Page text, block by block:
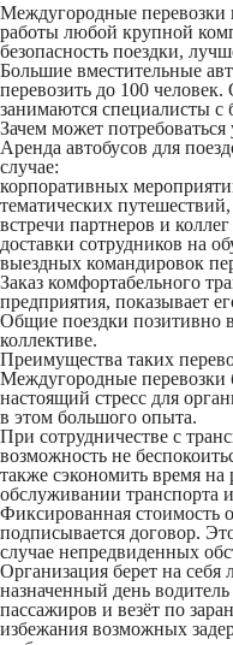
Междугородные перевозки
работы любой крупной
безопасность поездки,
Большие вместительные
перевозить до 100
занимаются специалисты
Зачем может потребоваться
Аренда автобусов для
случае:
корпоративных
тематических
встречи партнеров и
доставки сотрудников на
выездных командировок
Заказ комфортабельного
предприятия, показывает
Общие поездки позитивно
коллективе.
Преимущества таких
Междугородные перевозки
настоящий стресс для
в этом большого опыта.
При сотрудничестве с
возможность не
также сэкономить время на
обслуживании транспорта
Фиксированная стоимость
подписывается договор.
случае непредвиденных
Организация берет на себя
назначенный день
пассажиров и везёт по
избежания возможных